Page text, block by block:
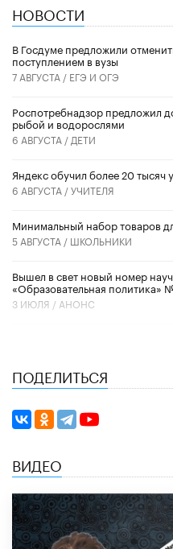
НОВОСТИ
В Госдуме предложили
поступлением в вузы
7 АВГУСТА / ЕГЭ И ОГЭ
Роспотребнадзор предложил
рыбой и водорослями
6 АВГУСТА / ДЕТИ
​Яндекс обучил более 20 тысяч
6 АВГУСТА /УЧИТЕЛЯ
Минимальный набор товаров
5 АВГУСТА / ШКОЛЬНИКИ
Вышел в свет новый номер
«Образовательная политика»
3 ИЮЛЯ / АНОНС
ПОДЕЛИТЬСЯ
ВИДЕО